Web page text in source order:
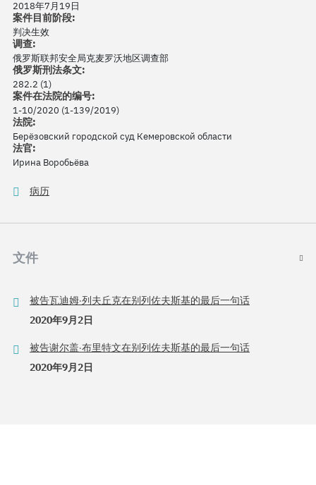
2018年7月19日
案件目前阶段:
判决生效
调查:
俄罗斯联邦安全局克麦罗沃地区调查部
俄罗斯刑法条文:
282.2 (1)
案件在法院的编号:
1-10/2020 (1-139/2019)
法院:
Берёзовский городской суд Кемеровской области
法官:
Ирина Воробьёва
病历
文件
被告瓦迪姆·列夫丘克在别列佐夫斯基的最后一句话
2020年9月2日
被告谢尔盖·布里特文在别列佐夫斯基的最后一句话
2020年9月2日